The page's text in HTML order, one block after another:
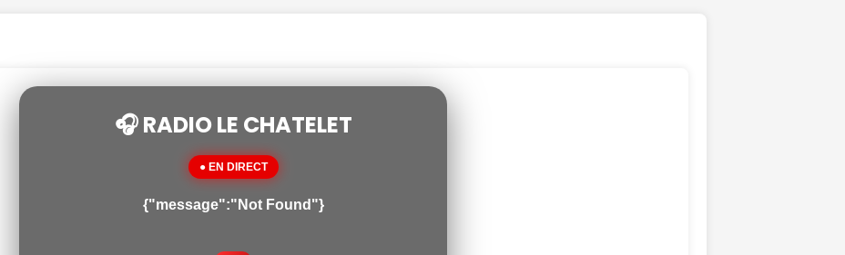
🎧 RADIO LE CHATELET
● EN DIRECT
{"message":"Not Found"}